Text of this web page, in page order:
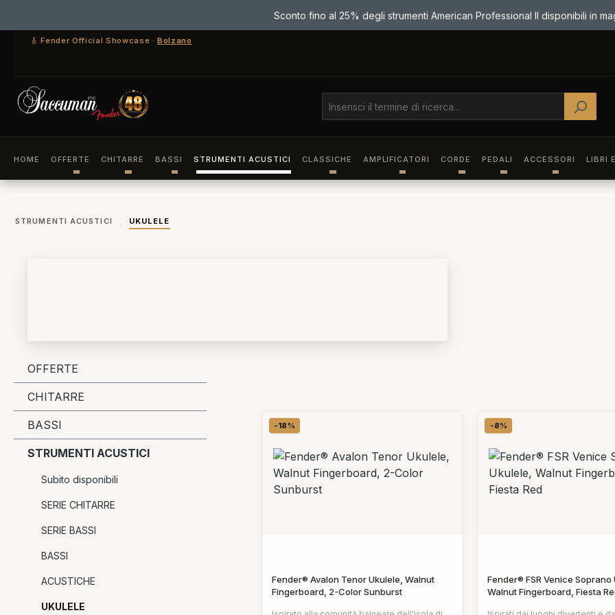
Paga con Bonifico e risparmia il 3%! Usa il codice BONIFICO3 in
🎸 Fender Official Showcase ·Bolzano
HOME OFFERTE CHITARRE BASSI STRUMENTI ACUSTICI CLASSICHE AMPLIFICATORI CORDE PEDALI ACCESSORI LIBRI
STRUMENTI ACUSTICI UKULELE
OFFERTE
CHITARRE
BASSI
STRUMENTI ACUSTICI
Subito disponibili
SERIE CHITARRE
SERIE BASSI
BASSI
ACUSTICHE
UKULELE
Sconto
-18%
Fender® Avalon Tenor Ukulele, Walnut
Fingerboard, 2-Color Sunburst
Sconto
-8%
Fender® FSR Venice Soprano
Walnut Fingerboard, Fiesta